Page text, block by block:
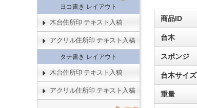
商品ID
台木
スポンジ
台木サイズ
重量
ヨコ書き レイアウト
木台住所印 テキスト入稿
アクリル住所印 テキスト入稿
タテ書き レイアウト
木台住所印 テキスト入稿
アクリル住所印 テキスト入稿